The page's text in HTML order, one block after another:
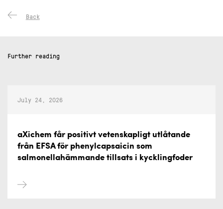
Back
Further reading
July 24, 2026
aXichem får positivt vetenskapligt utlåtande
från EFSA för phenylcapsaicin som
salmonellahämmande tillsats i kycklingfoder